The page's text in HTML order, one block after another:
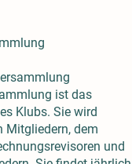
ist das
Klubs. Sie wird
Mitgliedern, dem
und